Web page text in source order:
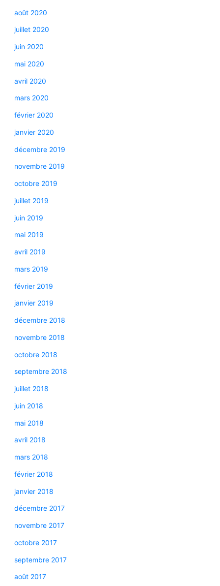
août 2020
juillet 2020
juin 2020
mai 2020
avril 2020
mars 2020
février 2020
janvier 2020
décembre 2019
novembre 2019
octobre 2019
juillet 2019
juin 2019
mai 2019
avril 2019
mars 2019
février 2019
janvier 2019
décembre 2018
novembre 2018
octobre 2018
septembre 2018
juillet 2018
juin 2018
mai 2018
avril 2018
mars 2018
février 2018
janvier 2018
décembre 2017
novembre 2017
octobre 2017
septembre 2017
août 2017